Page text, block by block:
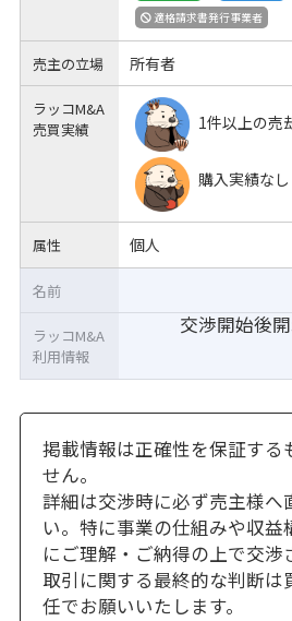
適格請求書発行事業者
売主の立場 所有者
ラッコM&A
売買実績
1件以上の売
購入実績なし
属性 個人
交渉開始後
名前
ラッコM&A
利用情報
掲載情報は正確性を保証する
せん。
詳細は交渉時に必ず売主様へ
い。特に事業の仕組みや収益
にご理解・ご納得の上で交渉
取引に関する最終的な判断は
任でお願いいたします。